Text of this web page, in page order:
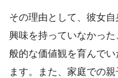
その理由として、彼女
興味を持っていなかっ
般的な価値観を育んで
ます。また、家庭での